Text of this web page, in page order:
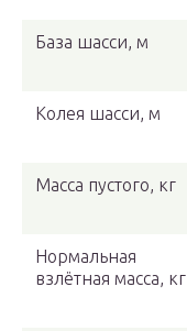
База шасси, м
Колея шасси, м
Масса пустого, кг
Нормальная
взлётная масса, кг